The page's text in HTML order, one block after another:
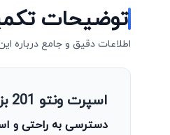
توضیحات
اطلاعات دقیق و جامع درباره
اسپرت ونتو 201 بزرگپا مشکی
دسترسی به راحتی و استایل با اسپرت ونتو